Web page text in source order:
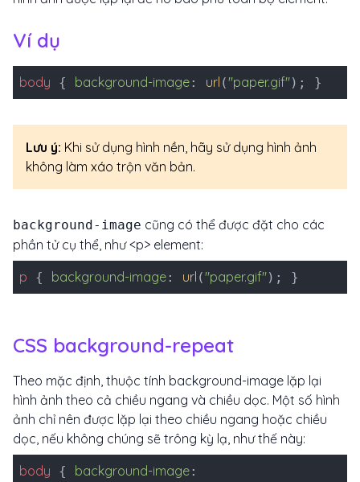
Ví dụ
body { background-image: url ("paper.gif"); }
Lưu ý: Khi sử dụng hình nền, hãy sử dụng hình ảnh
không làm xáo trộn văn bản.
background-image cũng có thể được đặt cho các
phần tử cụ thể, như <p> element:
p { background-image: url ("paper.gif"); }
CSS background-repeat
Theo mặc định, thuộc tính background-image lặp lại
hình ảnh theo cả chiều ngang và chiều dọc. Một số hình
ảnh chỉ nên được lặp lại theo chiều ngang hoặc chiều
dọc, nếu không chúng sẽ trông kỳ lạ, như thế này:
body { background-image: